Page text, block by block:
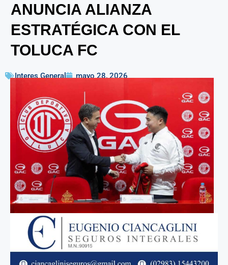
ANUNCIA ALIANZA
ESTRATÉGICA CON EL
TOLUCA FC
Interes General mayo 28, 2026